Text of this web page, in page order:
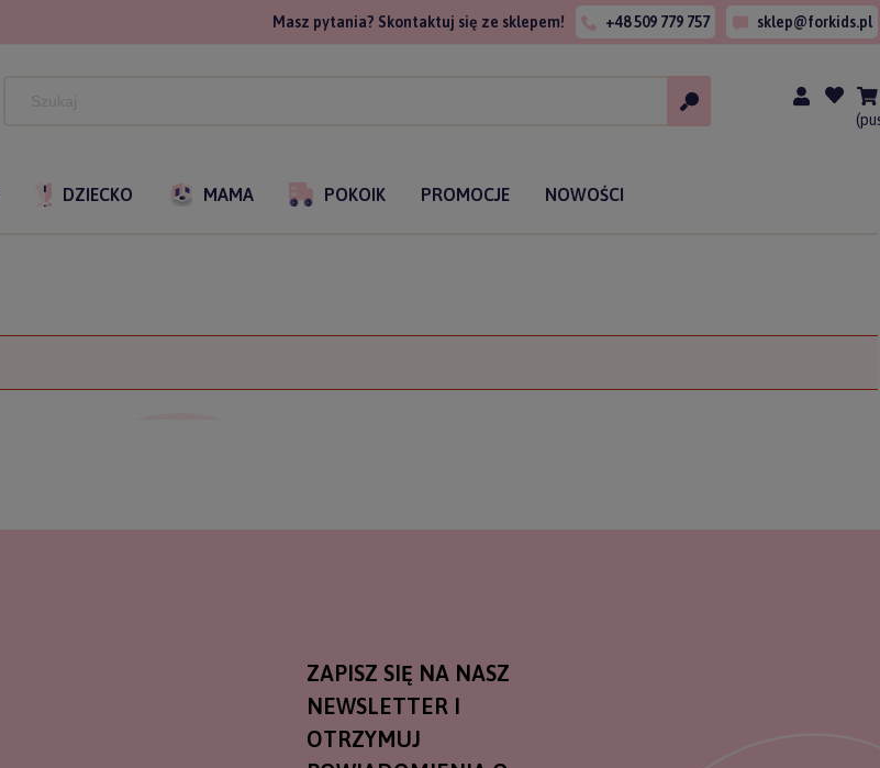
Masz pytania? Skontaktuj się ze sklepem! +48 509 779 757 sklep@forkids.pl
DZIECKO MAMA POKOIK PROMOCJE NOWOŚCI
ZAPISZ SIĘ NA NASZ
NEWSLETTER I
OTRZYMUJ